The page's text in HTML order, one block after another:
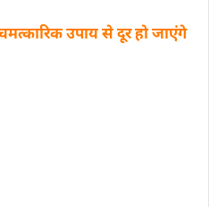
उपाय से दूर हो जाएंगे